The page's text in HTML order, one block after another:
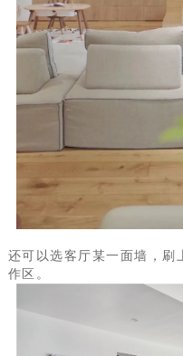
还可以选客厅某一面墙，刷
作区。